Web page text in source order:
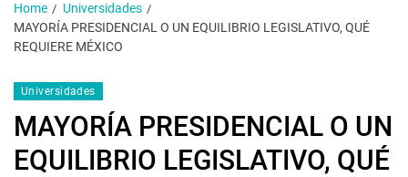
Home
Universidades
MAYORÍA PRESIDENCIAL O UN EQUILIBRIO LEGISLATIVO, QUÉ
REQUIERE MÉXICO
Universidades
MAYORÍA PRESIDENCIAL O UN
EQUILIBRIO LEGISLATIVO, QUÉ